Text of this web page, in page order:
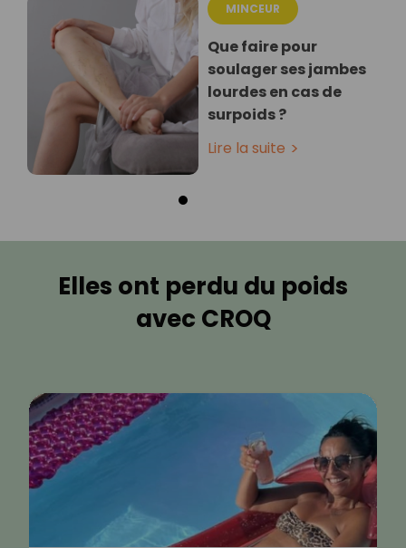
MINCEUR
Que faire pour
soulager ses jambes
lourdes en cas de
surpoids ?
Lire la suite
Elles ont perdu du poids
avec CROQ